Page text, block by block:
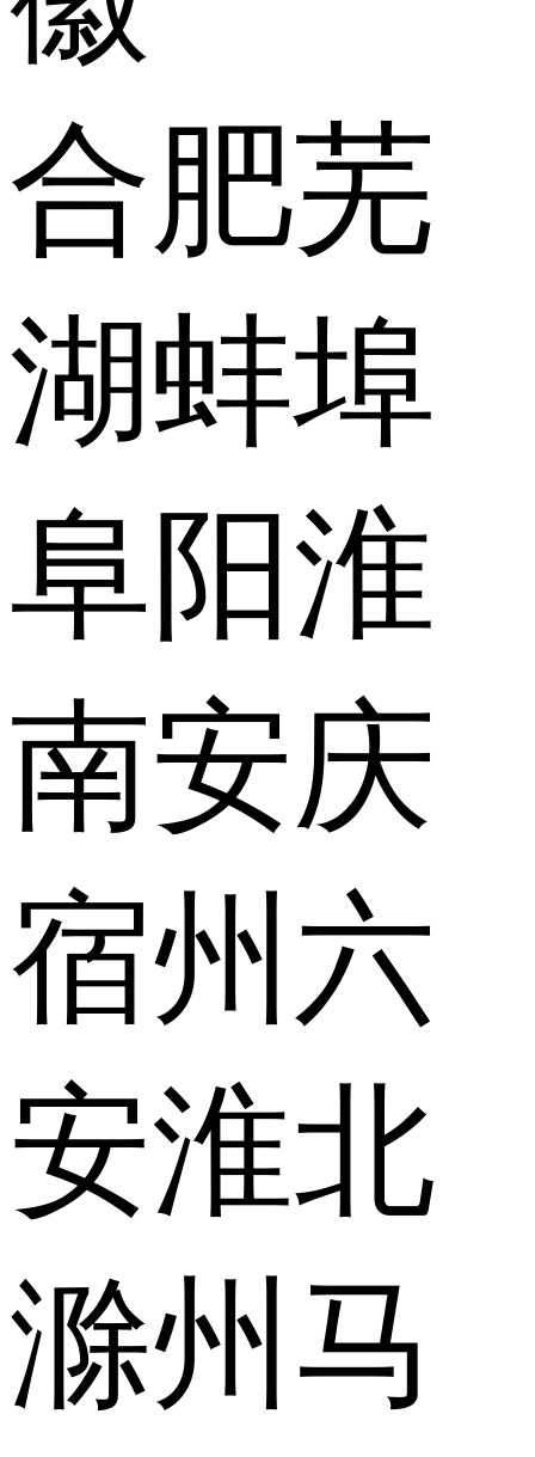
合肥芜
湖蚌埠
阜阳淮
南安庆
宿州 六
安淮北
滁州 马